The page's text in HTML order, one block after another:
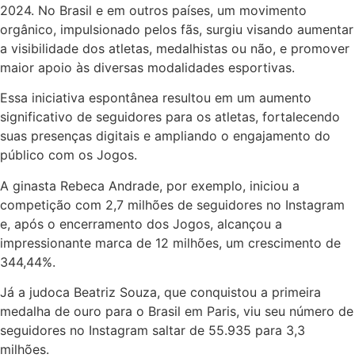
2024. No Brasil e em outros países, um movimento
orgânico, impulsionado pelos fãs, surgiu visando aumentar
a visibilidade dos atletas, medalhistas ou não, e promover
maior apoio às diversas modalidades esportivas.
Essa iniciativa espontânea resultou em um aumento
significativo de seguidores para os atletas, fortalecendo
suas presenças digitais e ampliando o engajamento do
público com os Jogos.
A ginasta Rebeca Andrade, por exemplo, iniciou a
competição com 2,7 milhões de seguidores no Instagram
e, após o encerramento dos Jogos, alcançou a
impressionante marca de 12 milhões, um crescimento de
344,44%.
Já a judoca Beatriz Souza, que conquistou a primeira
medalha de ouro para o Brasil em Paris, viu seu número de
seguidores no Instagram saltar de 55.935 para 3,3
milhões.